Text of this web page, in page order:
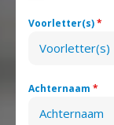
Voorletter(s)*
Achternaam *